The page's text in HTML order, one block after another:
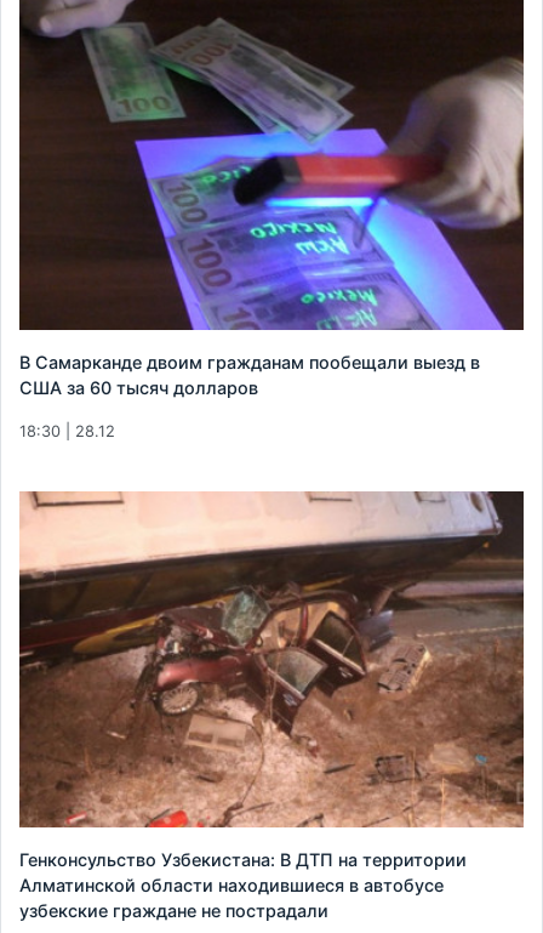
В Самарканде двоим гражданам пообещали выезд в
США за 60 тысяч долларов
18:30 | 28.12
Генконсульство Узбекистана: В ДТП на территории
Алматинской области находившиеся в автобусе
узбекские граждане не пострадали